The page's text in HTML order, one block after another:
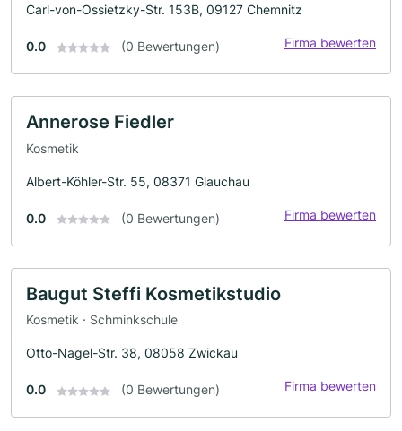
Carl-von-Ossietzky-Str. 153B, 09127 Chemnitz
0.0 (0 Bewertungen) Firma bewerten
Annerose Fiedler
Kosmetik
Albert-Köhler-Str. 55, 08371 Glauchau
0.0 (0 Bewertungen) Firma bewerten
Baugut Steffi Kosmetikstudio
Kosmetik · Schminkschule
Otto-Nagel-Str. 38, 08058 Zwickau
0.0 (0 Bewertungen) Firma bewerten